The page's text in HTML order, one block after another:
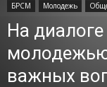
БРСМ Молодежь
На
важных